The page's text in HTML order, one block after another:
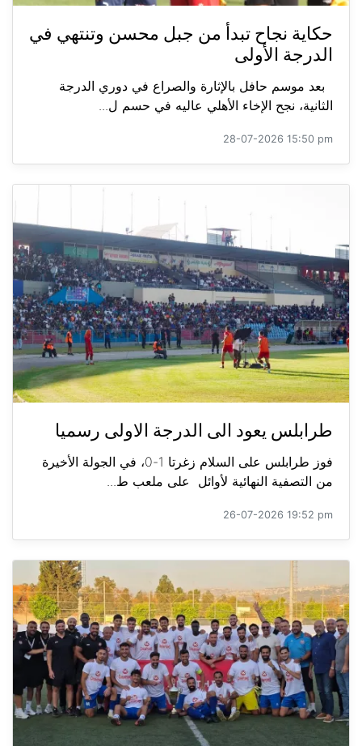
حكاية نجاح تبدأ من جبل محسن وتنتهي في
الدرجة الأولى
بعد موسم حافل بالإثارة والصراع في دوري الدرجة
الثانية، نجح الإخاء الأهلي عاليه في حسم ل...
28-07-2026 15:50 pm
طرابلس يعود الى الدرجة الاولى رسميا
فوز طرابلس على السلام زغرتا 1-0، في الجولة الأخيرة
من التصفية النهائية لأوائل على ملعب ط...
26-07-2026 19:52 pm